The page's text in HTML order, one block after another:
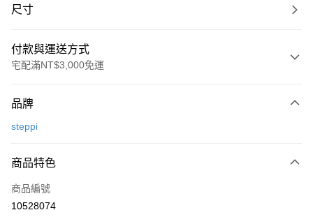
尺寸
付款與運送方式
宅配滿NT$3,000免運
信用卡一次付款
3 期 0 利率 每期
合作金庫商業銀行
上海商業儲蓄銀行
合作金庫商業銀行
品牌
steppi
商品特色
商品編號
10528074